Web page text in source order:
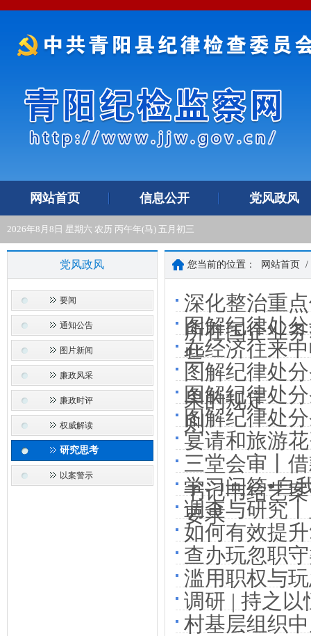
网站首页 信息公开 党风政风
2026年8月8日 星期六 农历 丙午年(马) 五月初三
党风政风
要闻
通知公告
图片新闻
廉政风采
廉政时评
权威解读
研究思考
以案警示
您当前的位置： 网站首页 /
深化整治重
所在国企业
图解纪律处
些
在经济往来
图解纪律处
果的规定
图解纪律处
则
图解纪律处
宴请和旅游
三堂会审丨
书记韦绍艺
学习问答•自
要求
调查与研究
如何有效提
查办玩忽职
滥用职权与
调研 | 持之
村基层组织